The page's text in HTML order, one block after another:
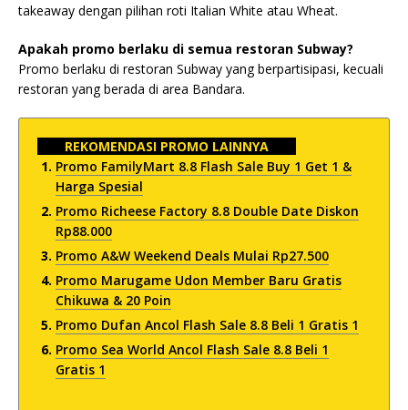
takeaway dengan pilihan roti Italian White atau Wheat.
Apakah promo berlaku di semua restoran Subway?
Promo berlaku di restoran Subway yang berpartisipasi, kecuali
restoran yang berada di area Bandara.
REKOMENDASI PROMO LAINNYA
Promo FamilyMart 8.8 Flash Sale Buy 1 Get 1 &
Harga Spesial
Promo Richeese Factory 8.8 Double Date Diskon
Rp88.000
Promo A&W Weekend Deals Mulai Rp27.500
Promo Marugame Udon Member Baru Gratis
Chikuwa & 20 Poin
Promo Dufan Ancol Flash Sale 8.8 Beli 1 Gratis 1
Promo Sea World Ancol Flash Sale 8.8 Beli 1
Gratis 1